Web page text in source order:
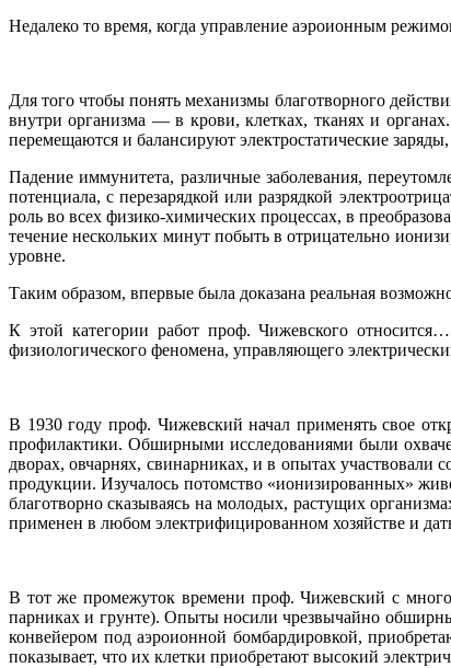
Недалеко то время, когда управление аэроионным
Для того чтобы понять механизмы благотворного
внутри организма — в крови, клетках, тканях и
перемещаются и балансируют электростатические
Падение иммунитета, различные заболевания,
потенциала, с перезарядкой или разрядкой
роль во всех физико-химических процессах, в
течение нескольких минут побыть в отрицательно
уровне.
Таким образом, впервые была доказана реальная
К этой категории работ проф. Чижевского
физиологического феномена, управляющего
В 1930 году проф. Чижевский начал применять свое
профилактики. Обширными исследованиями были
дворах, овчарнях, свинарниках, и в опытах участвовали
продукции. Изучалось потомство «ионизированных»
благотворно сказываясь на молодых, растущих
применен в любом электрифицированном хозяйстве и
В тот же промежуток времени проф. Чижевский с
парниках и грунте). Опыты носили чрезвычайно
конвейером под аэроионной бомбардировкой,
показывает, что их клетки приобретают высокий